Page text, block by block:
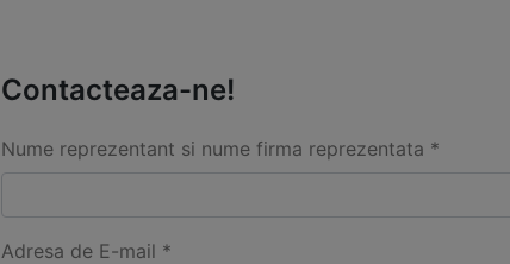
Contacteaza-ne!
Nume reprezentant si nume firma reprezentata *
Adresa de E-mail *